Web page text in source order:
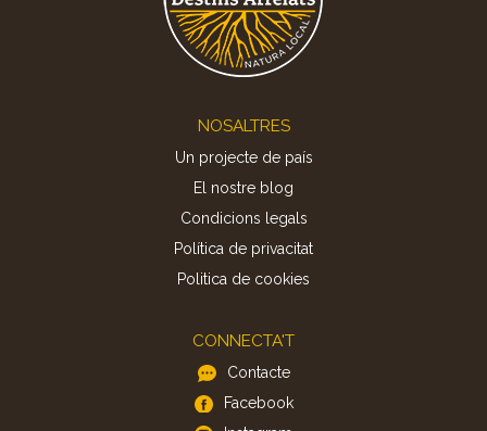
NOSALTRES
Un projecte de país
El nostre blog
Condicions legals
Política de privacitat
Politica de cookies
CONNECTA'T
Contacte
Facebook